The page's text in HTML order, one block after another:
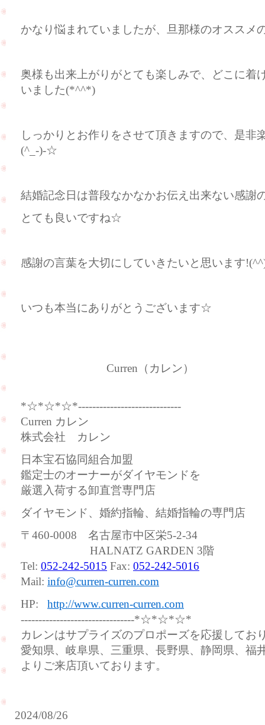
かなり悩まれていましたが、旦那様のオスス
奥様も出来上がりがとても楽しみで、どこに着
いました(*^^*)
しっかりとお作りをさせて頂きますので、是非
(^_-)-☆
結婚記念日は普段なかなかお伝え出来ない感謝
とても良いですね☆
感謝の言葉を大切にしていきたいと思います
いつも本当にありがとうございます☆
Curren（カレン）
*☆*☆*☆*-----------------------------
Curren カレン
株式会社 カレン
日本宝石協同組合加盟
鑑定士のオーナーがダイヤモンドを
厳選入荷する卸直営専門店
ダイヤモンド、婚約指輪、結婚指輪の専門店
〒460-0008 名古屋市中区栄5-2-34
HALNATZ GARDEN 3階
Tel: 052-242-5015 Fax: 052-242-5016
Mail: info@curren-curren.com
HP: http://www.curren-curren.com
--------------------------------*☆*☆*☆*
カレンはサプライズのプロポーズを応援してお
愛知県、岐阜県、三重県、長野県、静岡県、福
よりご来店頂いております。
2024/08/26